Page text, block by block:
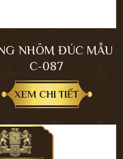
NHÔM ĐÚC MẪU
C-087
XEM CHI TIẾT